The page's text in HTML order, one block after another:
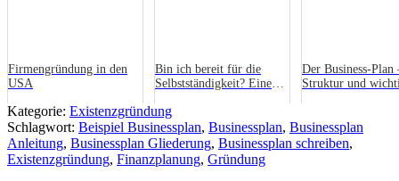
Firmengründung in den
USA
Bin ich bereit für die
Selbstständigkeit? Eine
Der Business-Plan
Struktur und
Kategorie: Existenzgründung
Schlagwort: Beispiel Businessplan, Businessplan, Businessplan
Anleitung, Businessplan Gliederung, Businessplan schreiben,
Existenzgründung, Finanzplanung, Gründung